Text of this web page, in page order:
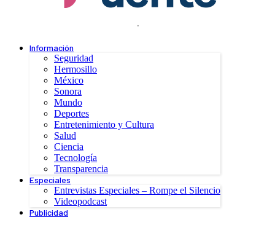
.
Información
Seguridad
Hermosillo
México
Sonora
Mundo
Deportes
Entretenimiento y Cultura
Salud
Ciencia
Tecnología
Transparencia
Especiales
Entrevistas Especiales – Rompe el Silencio
Videopodcast
Publicidad